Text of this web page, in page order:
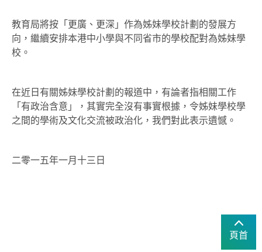
教育局將按「更廣、更深」作為姊妹學校計劃的發展方
向，繼續安排本港中小學與不同省市的學校配對為姊妹學
校。
在近日有關姊妹學校計劃的報道中，有論者指相關工作
「有政治含意」，其實完全沒有事實根據，令姊妹學校學
之間的學術及文化交流被政治化，我們對此表示遺憾。
二零一五年一月十三日
頁首